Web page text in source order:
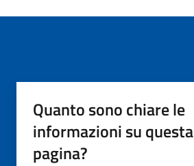
Quanto sono chiare le
informazioni su questa
pagina?